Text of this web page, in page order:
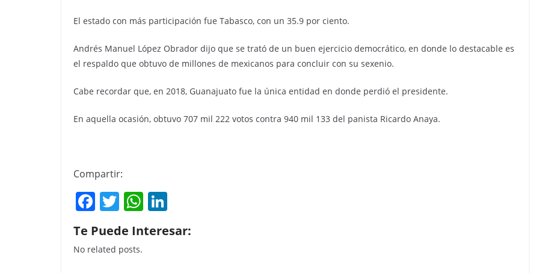
El estado con más participación fue Tabasco, con un 35.9 por ciento.
Andrés Manuel López Obrador dijo que se trató de un buen ejercicio democrático, en donde lo destacable es
el respaldo que obtuvo de millones de mexicanos para concluir con su sexenio.
Cabe recordar que, en 2018, Guanajuato fue la única entidad en donde perdió el presidente.
En aquella ocasión, obtuvo 707 mil 222 votos contra 940 mil 133 del panista Ricardo Anaya.
Compartir:
F
a
c
e
T
w
itt
er
W
h
at k
Te Puede Interesar:
No related posts.